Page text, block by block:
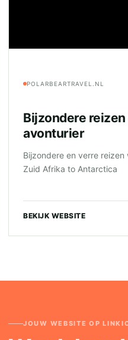
POLARBEARTRAVEL.NL
Bijzondere
avonturier
Bijzondere en verre
Zuid Afrika to Antarctica
BEKIJK WEBSITE
JOUW WEBSITE OP